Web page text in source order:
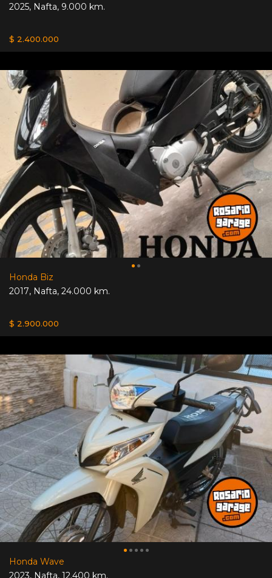
2025, Nafta, 9.000 km.
$ 2.400.000
Honda Biz
2017, Nafta, 24.000 km.
$ 2.900.000
Honda Wave
2023, Nafta, 12.400 km.